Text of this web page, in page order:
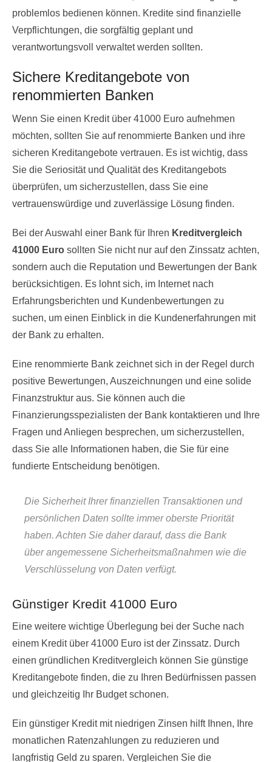
problemlos bedienen können. Kredite sind finanzielle
Verpflichtungen, die sorgfältig geplant und
verantwortungsvoll verwaltet werden sollten.
Sichere Kreditangebote von
renommierten Banken
Wenn Sie einen Kredit über 41000 Euro aufnehmen
möchten, sollten Sie auf renommierte Banken und ihre
sicheren Kreditangebote vertrauen. Es ist wichtig, dass
Sie die Seriosität und Qualität des Kreditangebots
überprüfen, um sicherzustellen, dass Sie eine
vertrauenswürdige und zuverlässige Lösung finden.
Bei der Auswahl einer Bank für Ihren Kreditvergleich
41000 Euro sollten Sie nicht nur auf den Zinssatz achten,
sondern auch die Reputation und Bewertungen der Bank
berücksichtigen. Es lohnt sich, im Internet nach
Erfahrungsberichten und Kundenbewertungen zu
suchen, um einen Einblick in die Kundenerfahrungen mit
der Bank zu erhalten.
Eine renommierte Bank zeichnet sich in der Regel durch
positive Bewertungen, Auszeichnungen und eine solide
Finanzstruktur aus. Sie können auch die
Finanzierungsspezialisten der Bank kontaktieren und Ihre
Fragen und Anliegen besprechen, um sicherzustellen,
dass Sie alle Informationen haben, die Sie für eine
fundierte Entscheidung benötigen.
Die Sicherheit Ihrer finanziellen Transaktionen und
persönlichen Daten sollte immer oberste Priorität
haben. Achten Sie daher darauf, dass die Bank
über angemessene Sicherheitsmaßnahmen wie die
Verschlüsselung von Daten verfügt.
Günstiger Kredit 41000 Euro
Eine weitere wichtige Überlegung bei der Suche nach
einem Kredit über 41000 Euro ist der Zinssatz. Durch
einen gründlichen Kreditvergleich können Sie günstige
Kreditangebote finden, die zu Ihren Bedürfnissen passen
und gleichzeitig Ihr Budget schonen.
Ein günstiger Kredit mit niedrigen Zinsen hilft Ihnen, Ihre
monatlichen Ratenzahlungen zu reduzieren und
langfristig Geld zu sparen. Vergleichen Sie die